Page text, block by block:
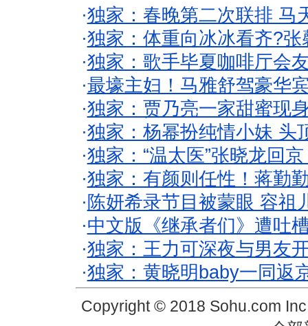
·独家：春晚第二次联排 马
·独家：体重向冰冰看齐?
·独家：歌手毕夏咖啡厅会
·最壕主妇！马雅舒驾豪华
·独家：贾乃亮一家甜蜜现
·独家：杨幂扮纯情小妹 头
·独家：“温太医”张晓龙回
·独家：有颜则任性！蒋勤
· 陈妍希录节目被蒙眼 容祖
·中文版《继承者们》遭吐
·独家：王力可深夜与男友
·独家：黄晓明baby一同返
Copyright © 2018 Sohu.com